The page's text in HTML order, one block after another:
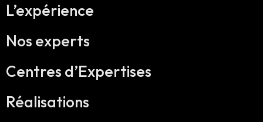
L’expérience
Nos experts
Centres d’Expertises
Réalisations